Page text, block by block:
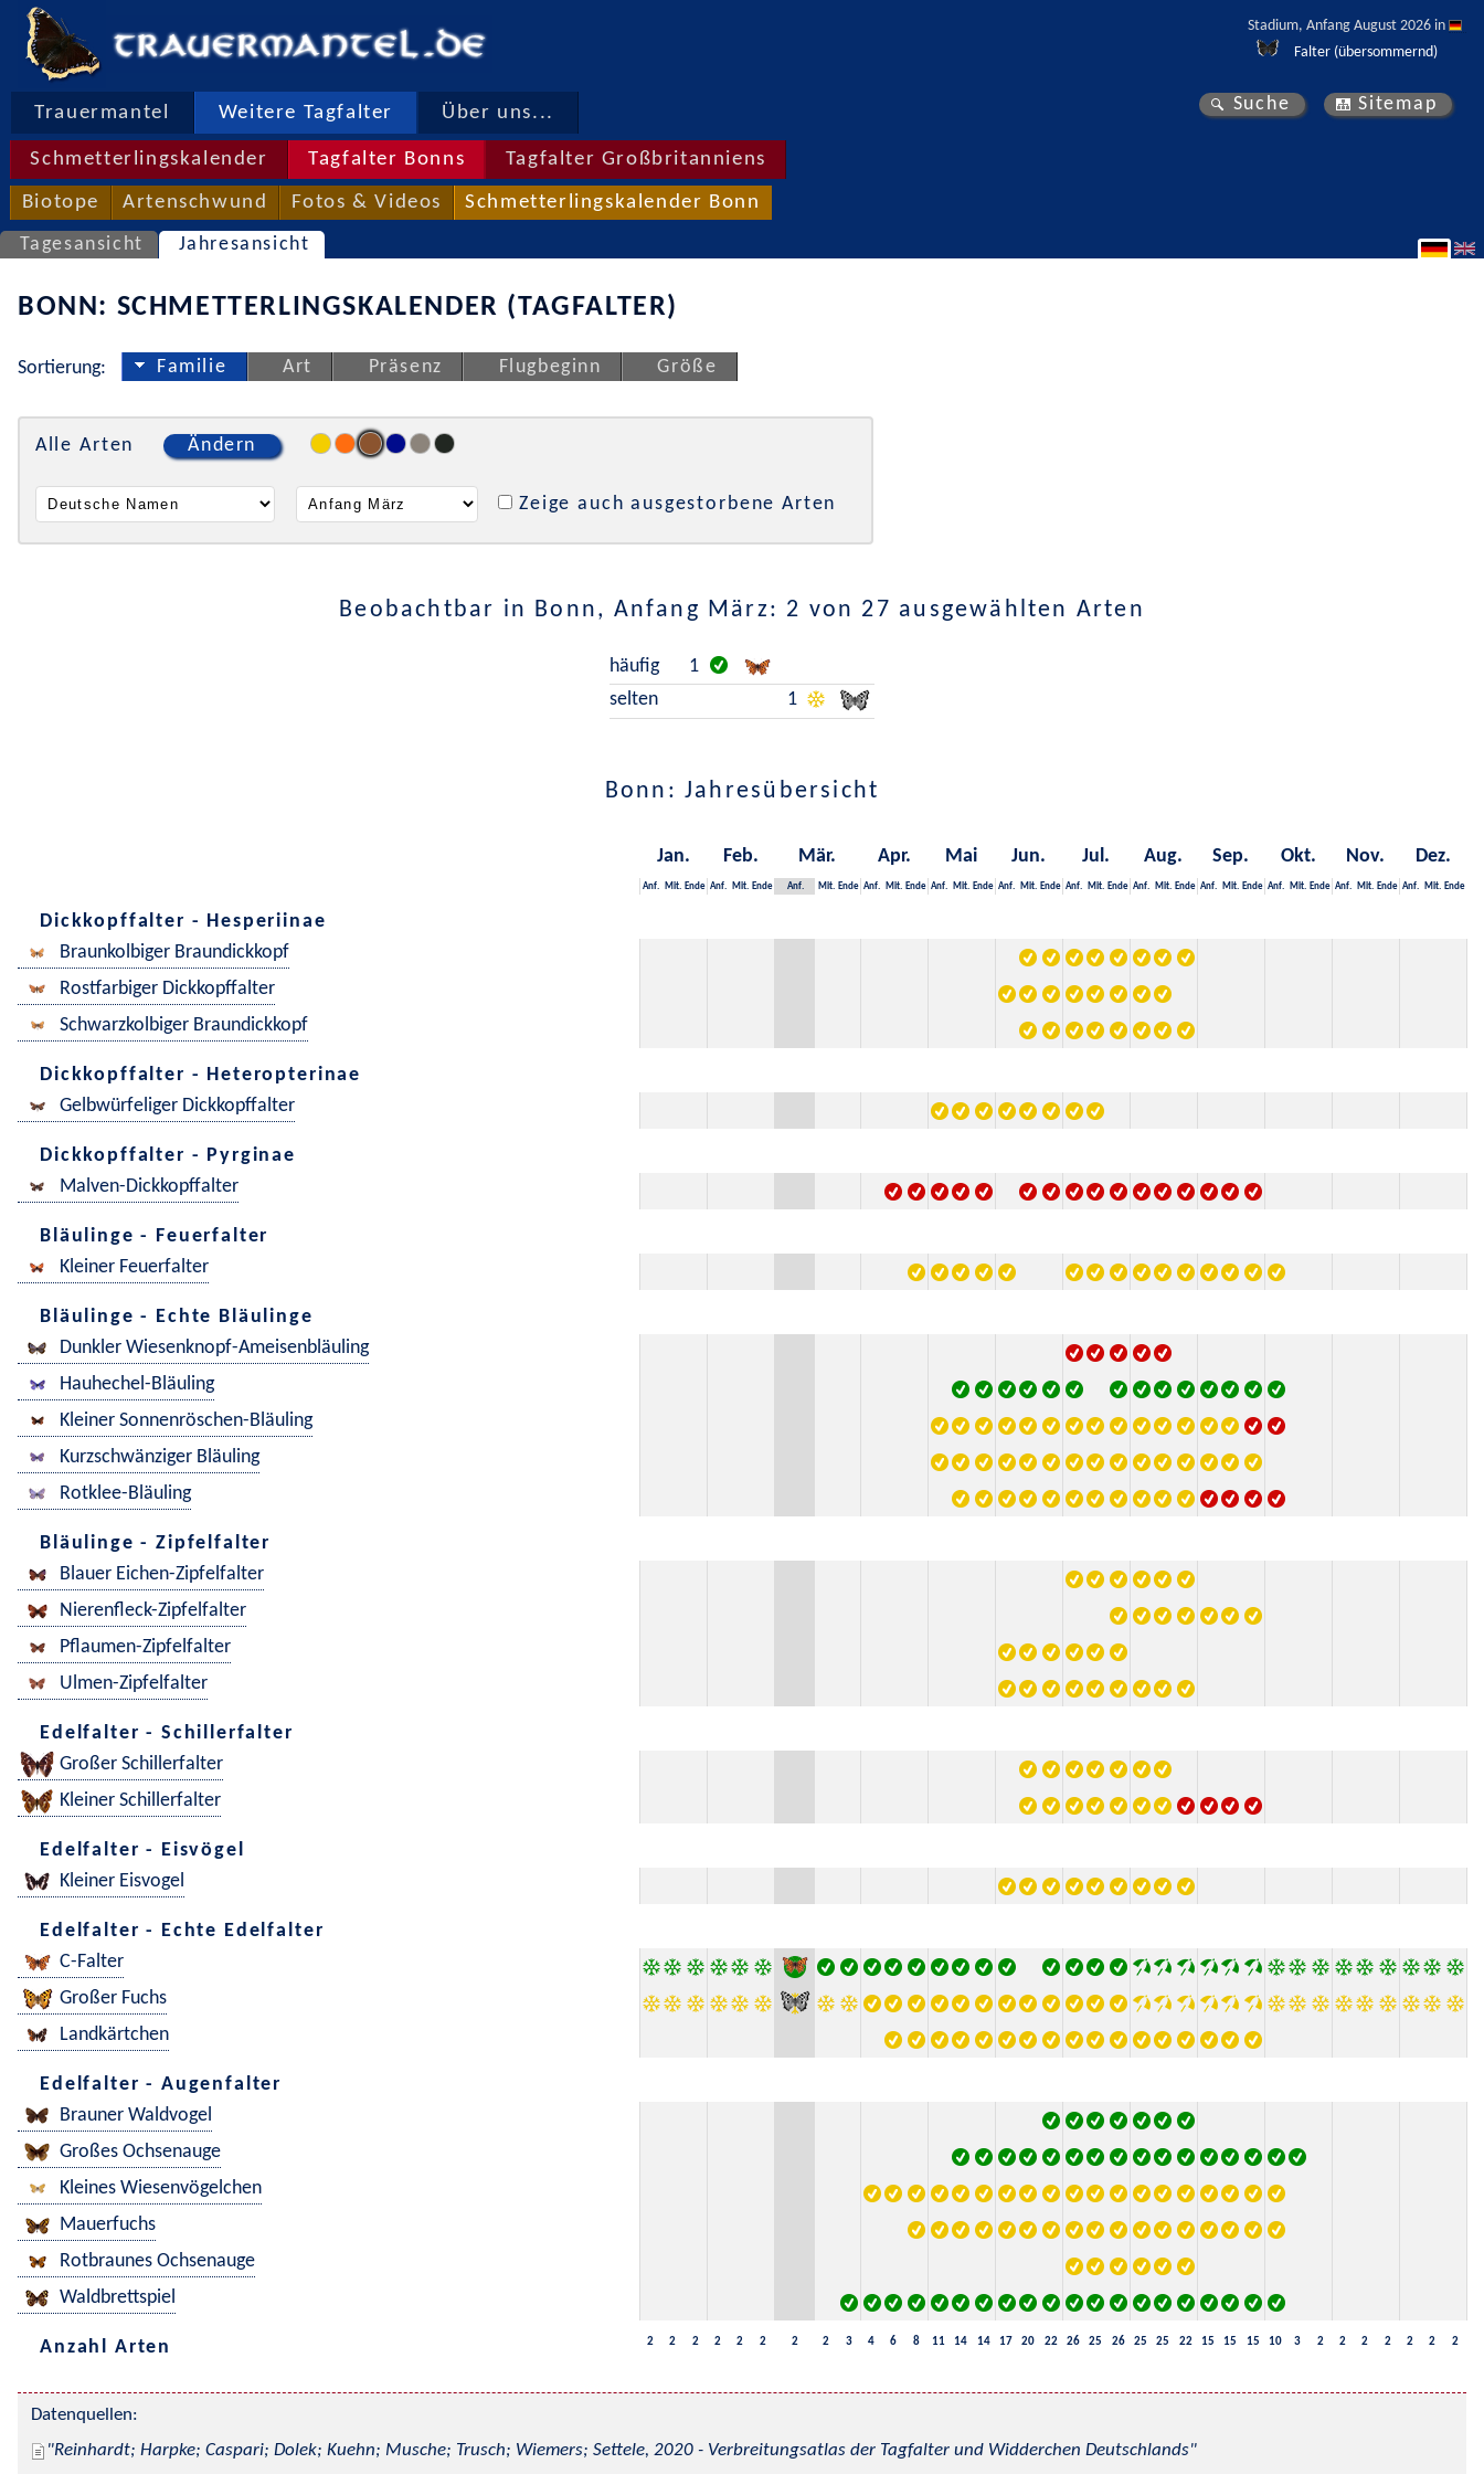
Stadium, Anfang August 2026 in
Falter (übersommernd)
Trauermantel Weitere Tagfalter Über uns...
Schmetterlingskalender Tagfalter Bonns Tagfalter Großbritanniens
Biotope Artenschwund Fotos & Videos Schmetterlingskalender Bonn
Suche Sitemap
Tagesansicht Jahresansicht
BONN: SCHMETTERLINGSKALENDER (TAGFALTER)
Sortierung: Familie Art Präsenz Flugbeginn Größe
Alle Arten Ändern
Zeige auch ausgestorbene Arten
Beobachtbar in Bonn, Anfang März: 2 von 27 ausgewählten Arten
häufig
1
selten
1
Bonn: Jahresübersicht
Jan. Feb. Mär. Apr. Mai Jun. Jul. Aug. Sep. Okt. Nov. Dez.
Anf. Mit. Ende Anf. Mit. Ende Anf. Mit. Ende Anf. Mit. Ende Anf. Mit. Ende Anf. Mit. Ende Anf. Mit. Ende Anf. Mit. Ende Anf. Mit. Ende Anf. Mit. Ende Anf. Mit. Ende Anf. Mit. Ende
Dickkopffalter - Hesperiinae
Braunkolbiger Braundickkopf
Rostfarbiger Dickkopffalter
Schwarzkolbiger Braundickkopf
Dickkopffalter - Heteropterinae
Gelbwürfeliger Dickkopffalter
Dickkopffalter - Pyrginae
Malven-Dickkopffalter
Bläulinge - Feuerfalter
Kleiner Feuerfalter
Bläulinge - Echte Bläulinge
Dunkler Wiesenknopf-Ameisenbläuling
Hauhechel-Bläuling
Kleiner Sonnenröschen-Bläuling
Kurzschwänziger Bläuling
Rotklee-Bläuling
Bläulinge - Zipfelfalter
Blauer Eichen-Zipfelfalter
Nierenfleck-Zipfelfalter
Pflaumen-Zipfelfalter
Ulmen-Zipfelfalter
Edelfalter - Schillerfalter
Großer Schillerfalter
Kleiner Schillerfalter
Edelfalter - Eisvögel
Kleiner Eisvogel
Edelfalter - Echte Edelfalter
C-Falter
Großer Fuchs
Landkärtchen
Edelfalter - Augenfalter
Brauner Waldvogel
Großes Ochsenauge
Kleines Wiesenvögelchen
Mauerfuchs
Rotbraunes Ochsenauge
Waldbrettspiel
Anzahl Arten 2 2 2 2 2 2 2 2 3 4 6 8 11 14 14 17 20 22 26 25 26 25 25 22 15 15 15 10 3 2 2 2 2 2 2 2
Datenquellen:
Reinhardt; Harpke; Caspari; Dolek; Kuehn; Musche; Trusch; Wiemers; Settele, 2020 - Verbreitungsatlas der Tagfalter und Widderchen Deutschlands